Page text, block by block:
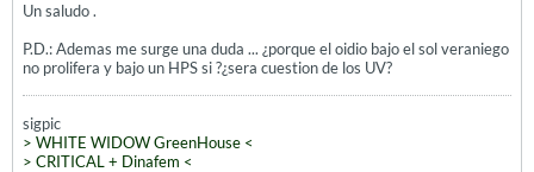
Un saludo .
P.D.: Ademas me surge una duda ... ¿porque el oidio bajo el sol veraniego
no prolifera y bajo un HPS si ?¿sera cuestion de los UV?
sigpic
> WHITE WIDOW GreenHouse <
> CRITICAL + Dinafem <